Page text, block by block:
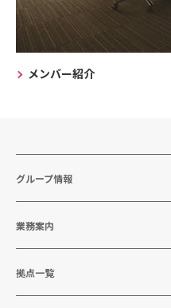
メンバー紹介
グループ情報
業務案内
拠点一覧